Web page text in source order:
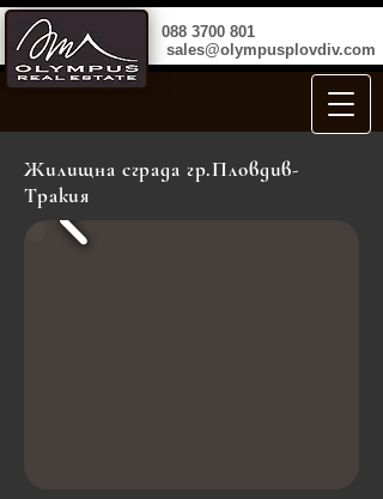
088 3700 801
sales@olympusplovdiv.com
Жилищна сграда гр.Пловдив-
Тракия